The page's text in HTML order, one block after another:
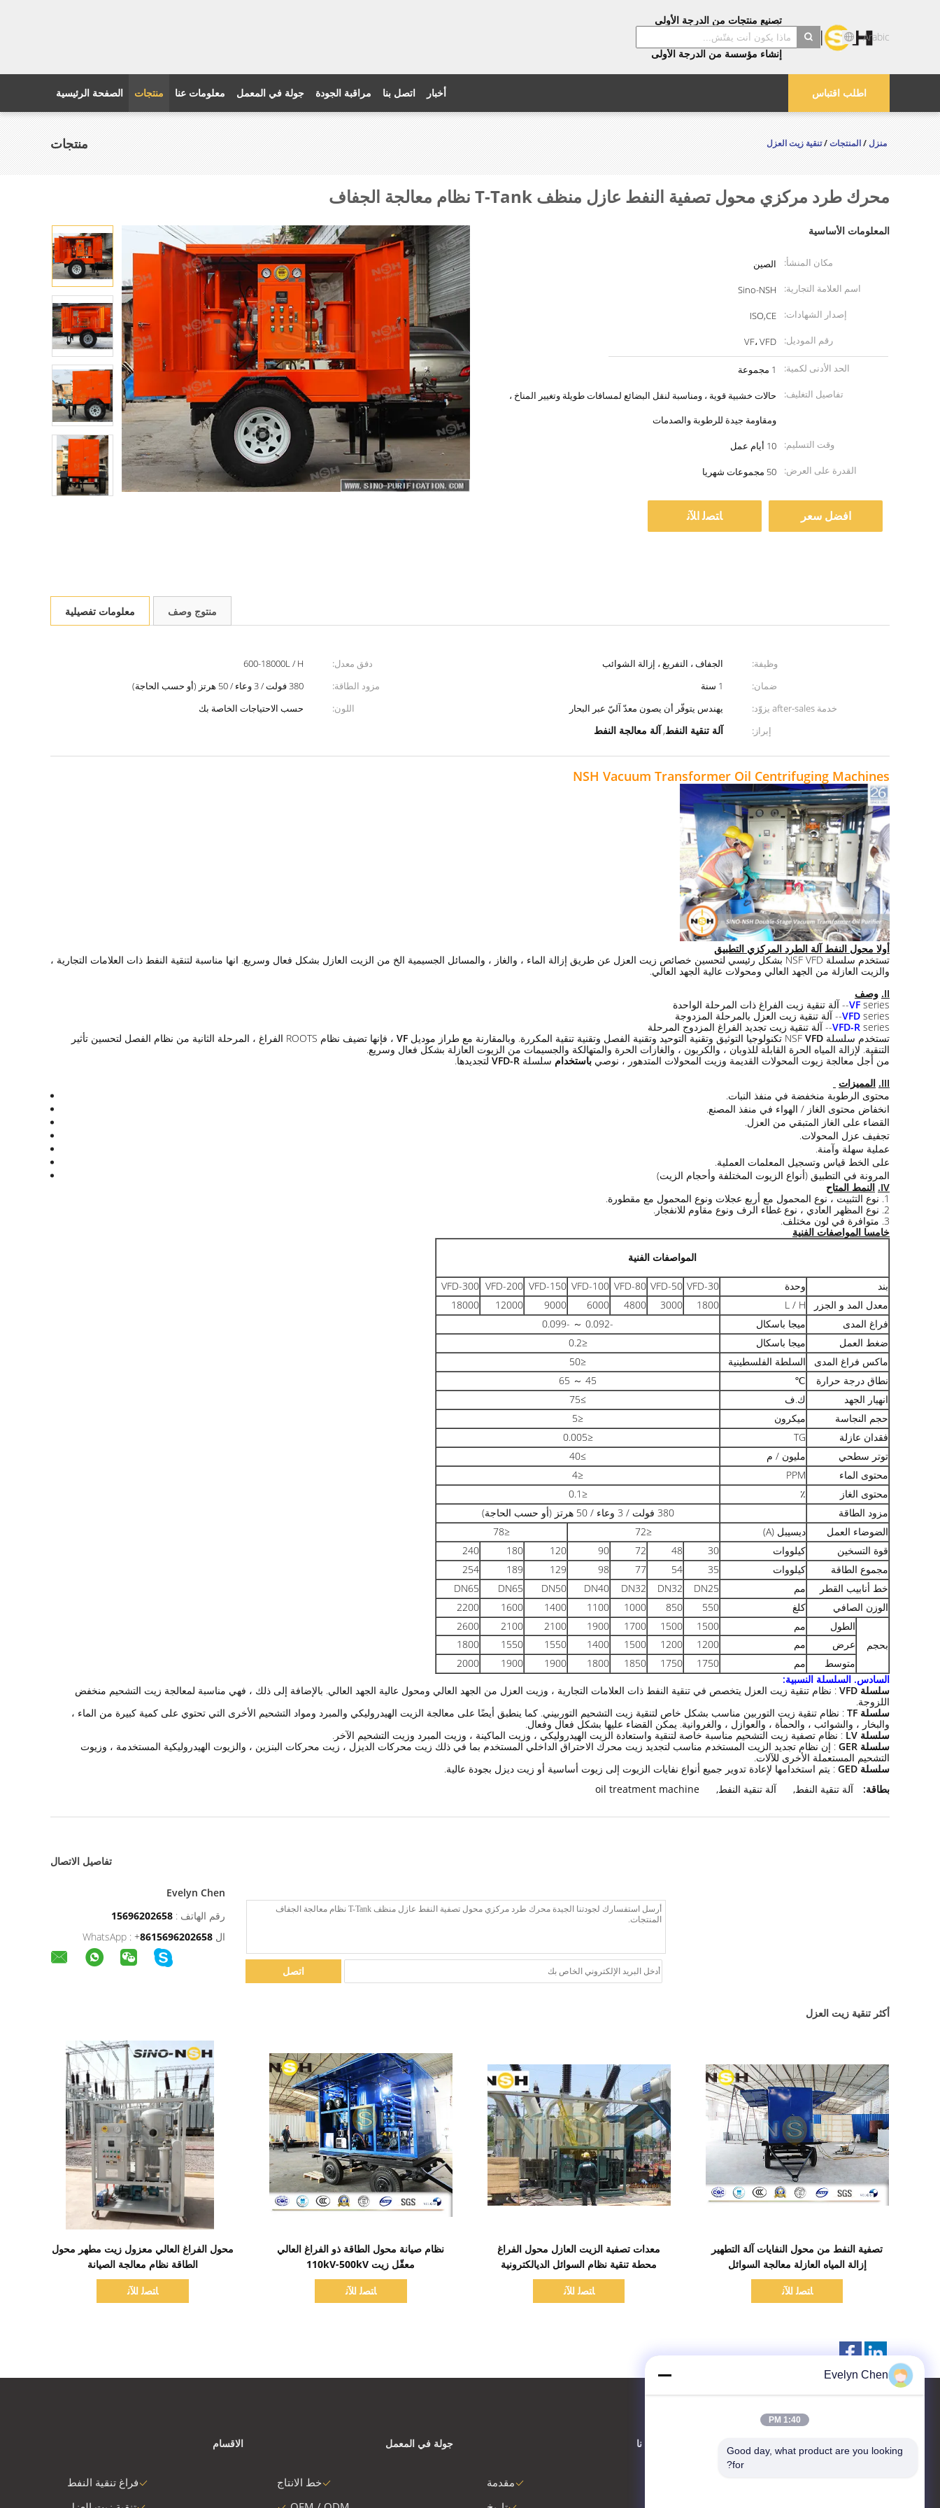
تصنيع منتجات من الدرجة الأولى
تأكد من جودة الدرجة الأولى
توفير خدمات من الدرجة الأولى
إنشاء مؤسسة من الدرجة الأولى
Arabic
اطلب اقتباس الصفحة الرئيسية منتجات معلومات عنا جولة في المعمل مراقبة الجودة اتصل بنا أخبار
منتجات منزل/المنتجات/تنقية زيت العزل
محرك طرد مركزي محول تصفية النفط عازل منظف T-Tank نظام معالجة الجفاف
المعلومات الأساسية
مكان المنشأ:
الصين
اسم العلامة التجارية:
Sino-NSH
إصدار الشهادات:
ISO,CE
رقم الموديل:
VF، VFD
الحد الأدنى لكمية:
1 مجموعة
تفاصيل التغليف:
حالات خشبية قوية ، ومناسبة لنقل البضائع لمسافات طويلة وتغيير المناخ ،
ومقاومة جيدة للرطوبة والصدمات
وقت التسليم:
10 أيام عمل
القدرة على العرض:
50 مجموعات شهريا
افضل سعر ﺎﺘﺼﻟ ﺍﻶﻧ
معلومات تفصيلية منتوج وصف
وظيفة: الجفاف ، التفريغ ، إزالة الشوائب دفق معدل:
600-18000L / H
ضمان:
1 سنة مزود الطاقة:
380 فولت / 3 وعاء / 50 هرتز (أو حسب الحاجة)
خدمة after-sales يزوّد:
يهندس يتوفّر أن يصون معدّ آليّ عبر البحار اللون:
حسب الاحتياجات الخاصة بك
إبراز:
آلة تنقية النفط, آلة معالجة النفط
NSH Vacuum Transformer Oil Centrifuging Machines
أولا محول النفط آلة الطرد المركزي التطبيق
تستخدم سلسلة NSF VFD بشكل رئيسي لتحسين خصائص زيت العزل عن طريق إزالة الماء ، والغاز ، والمسائل الجسيمية الخ من الزيت العازل بشكل فعال وسريع. انها مناسبة لتنقية النفط ذات العلامات التجارية ،
والزيت العازلة من الجهد العالي ومحولات عالية الجهد العالي.
II. وصف
VF series-- آلة تنقية زيت الفراغ ذات المرحلة الواحدة
VFD series-- آلة تنقية زيت العزل بالمرحلة المزدوجة
VFD-R series-- آلة تنقية زيت تجديد الفراغ المزدوج المرحلة
تستخدم سلسلة NSF VFD تكنولوجيا التوثيق وتقنية التوحيد وتقنية الفصل وتقنية تنقية المكررة. وبالمقارنة مع طراز موديل VF
، فإنها تضيف نظام ROOTS الفراغ ، المرحلة الثانية من نظام الفصل لتحسين تأثير
التنقية. لإزالة المياه الحرة القابلة للذوبان ، والكربون ، والغازات الحرة والمتهالكة والجسيمات من الزيوت العازلة بشكل فعال وسريع.
من أجل معالجة زيوت المحولات القديمة وزيت المحولات المتدهور ، نوصيباستخدام سلسلة VFD-R لتجديدها.
III. المميزات
محتوى الرطوبة منخفضة في منفذ النبات.
انخفاض محتوى الغاز / الهواء في منفذ المصنع.
القضاء على الغاز المتبقي من العزل.
تجفيف عزل المحولات.
عملية سهلة وآمنة.
على الخط قياس وتسجيل المعلمات العملية.
المرونة في التطبيق (أنواع الزيوت المختلفة وأحجام الزيت)
IV. النمط المتاح
1. نوع التثبيت ، نوع المحمول مع أربع عجلات ونوع المحمول مع مقطورة.
2. نوع المظهر العادي ، نوع غطاء الرف ونوع مقاوم للانفجار.
3. متوافرة في لون مختلف.
خامسا المواصفات الفنية
المواصفات الفنية
بند وحدة VFD-30
VFD-50
VFD-80
VFD-100
VFD-150
VFD-200
VFD-300
معدل المد و الجزر
L / H
1800
3000
4800
6000
9000
12000
18000
فراغ المدى
ميجا باسكال
-0.092 ～ -0.099
ضغط العمل
ميجا باسكال
≤0.2
ماكس فراغ المدى
السلطة الفلسطينية
≤50
نطاق درجة حرارة
℃
45 ～ 65
انهيار الجهد
ك.ف
≥75
حجم النجاسة
ميكرون
≤5
فقدان عازلة
TG
≤0.005
توتر سطحي
مليون / م
≥40
محتوى الماء
PPM
≤4
محتوى الغاز
٪
≤0.1
مزود الطاقة
380 فولت / 3 وعاء / 50 هرتز (أو حسب الحاجة)
الضوضاء العمل
ديسيبل (A) ≤72
≤78
قوة التسخين
كيلووات 30
48
72
90
120
180
240
مجموع الطاقة
كيلووات 35
54
77
98
129
189
254
خط أنابيب القطر
مم DN25
DN32
DN32
DN40
DN50
DN65
DN65
الوزن الصافي
كلغ 550
850
1000
1100
1400
1600
2200
بحجم
الطول مم 1500
1500
1700
1900
2100
2100
2600
عرض
مم 1200
1200
1500
1400
1550
1550
1800
متوسط
مم 1750
1750
1850
1800
1900
1900
2000
السادس. السلسلة النسبية:
سلسلة VFD
: نظام تنقية زيت العزل يتخصص في تنقية النفط ذات العلامات التجارية ، وزيت العزل من الجهد العالي ومحول عالية الجهد العالي. بالإضافة إلى ذلك ، فهي مناسبة لمعالجة زيت التشحيم منخفض
اللزوجة.
سلسلة TF
: نظام تنقية زيت التوربين مناسب بشكل خاص لتنقية زيت التشحيم التوربيني. كما ينطبق أيضًا على معالجة الزيت الهيدروليكي والمبرد ومواد التشحيم الأخرى التي تحتوي على كمية كبيرة من الماء ،
والبخار ، والشوائب ، والحمأة ، والعوازل ، والغروانية. يمكن القضاء عليها بشكل فعال وفعال.
سلسلة LV
: نظام تصفية زيت التشحيم مناسبة خاصة لتنقية واستعادة الزيت الهيدروليكي ، وزيت الماكينة ، وزيت المبرد وزيت التشحيم الآخر.
سلسلة GER
: إن نظام تجديد الزيت المستخدم مناسب لتجديد زيت محرك الاحتراق الداخلي المستخدم بما في ذلك زيت محركات الديزل ، زيت محركات البنزين ، والزيوت الهيدروليكية المستخدمة ، وزيوت
التشحيم المستعملة الأخرى للآلات.
سلسلة GED
: يتم استخدامها لإعادة تدوير جميع أنواع نفايات الزيوت إلى زيوت أساسية أو زيت ديزل بجودة عالية.
بطاقة:
آلة تنقية النفط, آلة تنقية النفط,
oil treatment machine
تفاصيل الاتصال
Evelyn Chen
رقم الهاتف : 15696202658
ال WhatsApp :
+8615696202658
اتصل
أكثر تنقية زيت العزل
محول الفراغ العالي معزول زيت مطهر محول
الطاقة نظام معالجة الصيانة
ﺎﺘﺼﻟ ﺍﻶﻧ
نظام صيانة محول الطاقة ذو الفراغ العالي
معقّل زيت 110kV-500kV
ﺎﺘﺼﻟ ﺍﻶﻧ
معدات تصفية الزيت العازل محول الفراغ
محطة تنقية نظام السوائل الديالكترونية
ﺎﺘﺼﻟ ﺍﻶﻧ
تصفية النفط من محول النفايات آلة التطهير
إزالة المياه العازلة معالجة السوائل
ﺎﺘﺼﻟ ﺍﻶﻧ
الاقسام
فراغ تنقية النفط
جولة في المعمل
خط الانتاج
حول نا
مقدمة
Evelyn Chen
1:40 PM
Good day, what product are you looking
for?